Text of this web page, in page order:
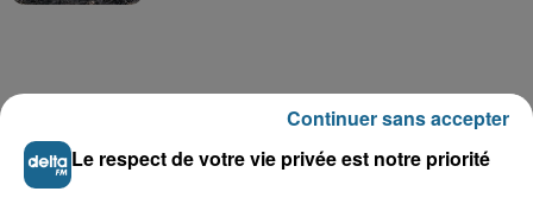
A GAGNER
Le respect de votre vie privée est notre priorité
Continuer sans accepter